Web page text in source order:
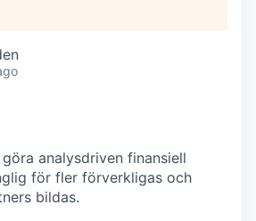
analysdriven finansiell
för fler förverkligas och
bildas.